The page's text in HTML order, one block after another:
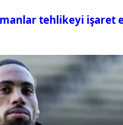
tehlikeyi işaret